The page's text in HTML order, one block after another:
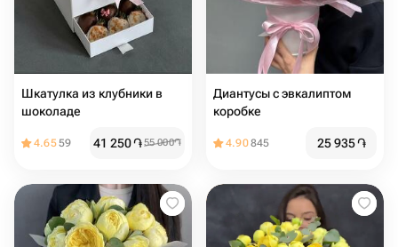
Шкатулка из клубники в
шоколаде
4.6559 41 250֏55 000֏
Диантусы с эвкалиптом
коробке
4.90845 25 935֏